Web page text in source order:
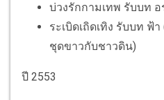
บ่วงรักกามเทพ รับบท
ระเบิดเถิดเทิง รับบท ฟ้
ชุดขาวกับชาวดิน)
ปี 2553